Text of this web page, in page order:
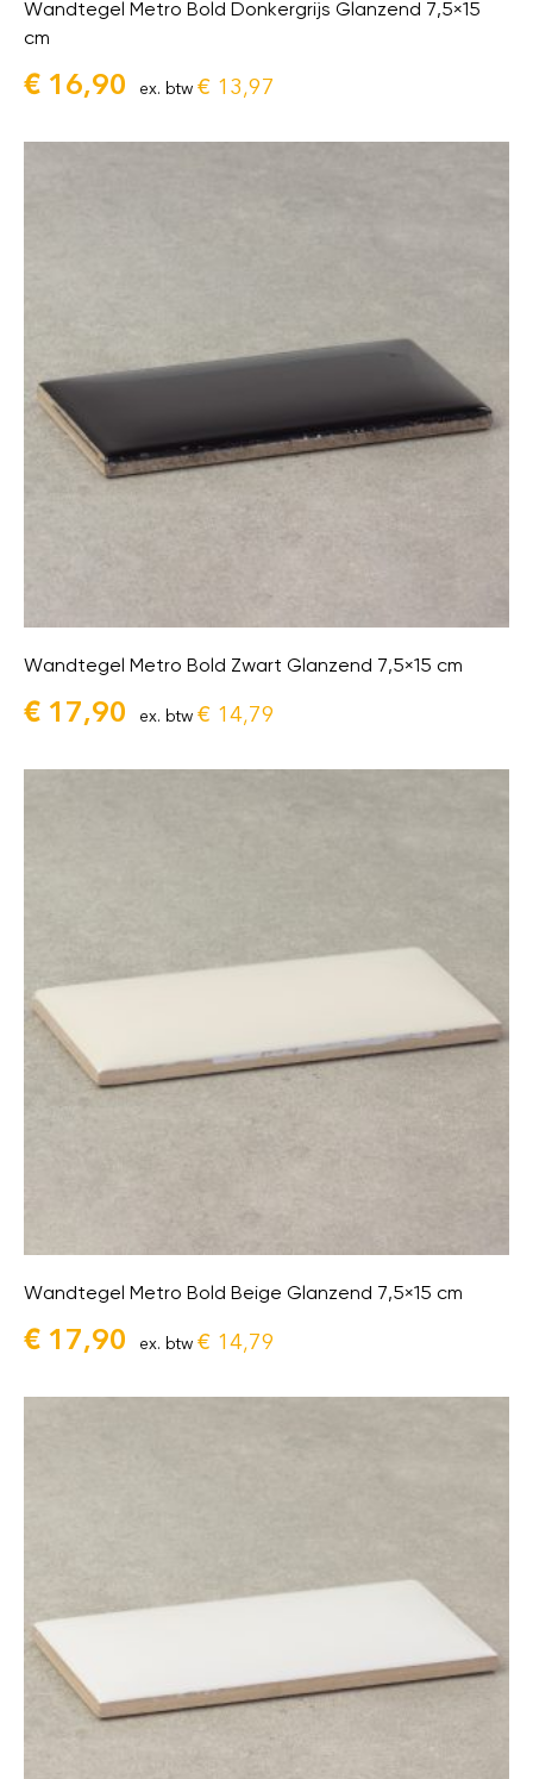
Wandtegel Metro Bold Donkergrijs Glanzend 7,5×15
cm
€ 16,90 ex. btw € 13,97
Wandtegel Metro Bold Zwart Glanzend 7,5×15 cm
€ 17,90 ex. btw € 14,79
Wandtegel Metro Bold Beige Glanzend 7,5×15 cm
€ 17,90 ex. btw € 14,79